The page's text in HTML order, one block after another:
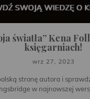
światła” Kena
księgarniach!
wrz 27, 2023
stronę autora i
w najnowszej